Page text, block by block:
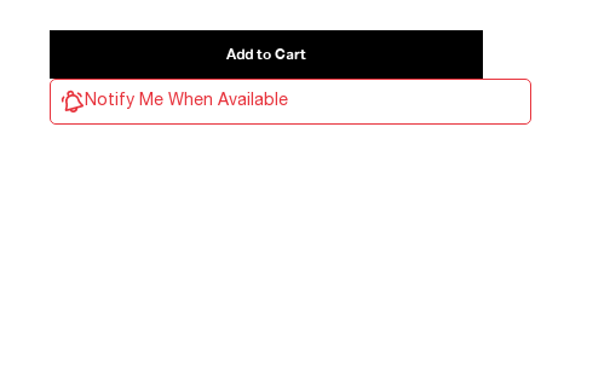
Notify Me When Available